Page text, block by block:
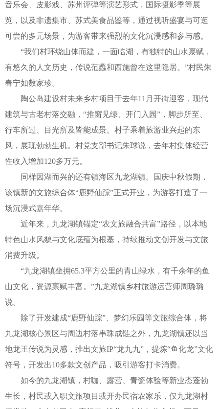
音乐会、皮影戏、苏州评弹等演艺形式，国际摄影季等展
览，以及非遗集市、苏式美食品鉴等，通过视听盛宴与可逛
可尝的多元场景，为游客带来强烈的文化沉浸感和参与感。
“我们村环绕山体而建，一面临湖，有独特的山水禀赋，
有悠久的人文历史，传说范蠡和西施曾在这里隐居。”村民朱
春宁如数家珍。
陶公岛建设村未来乡村项目于去年11月开街迎客，现代
建筑与古老村落交融，“推窗见绿、开门入园”，脚步所至、
行车所过、目光所及皆能成景。村子乘着旅游业兴起的东
风，展现勃勃生机。村党支部书记朱球说，去年村集体经营
性收入增加120多万元。
同样因湖而兴的还有镇海区九龙湖镇。国庆中秋假期，
该镇新的文旅综合体“鹿野仙踪”正式开业，为游客打造了一
场沉浸式嘉年华。
近年来，九龙湖镇锚定“农文旅融合共富”路径，以本地
特色山水风貌与文化底蕴为根基，持续推动文创开发与文旅
消费升级。
“九龙湖镇坐拥65.3平方公里的青山绿水，有千余年的鱼
山文化，资源禀赋丰富。”九龙湖镇乡村旅游运营师周璐璐
说。
除了开发建成“鹿野仙踪”、梦幻乐园等文旅综合体，将
九龙湖核心景区与周边村落串珠成链之外，九龙湖镇还以当
地龙王传说为灵感，推出文旅IP“龙九九”，提炼“鱼化龙”文化
符号，开发出10多款文创产品，吸引游客打卡消费。
如今的九龙湖镇，村咖、露营、青瓷体验等新业态蓬勃
生长，村民或入职文旅项目或开办民宿农家乐，仅九龙湖村